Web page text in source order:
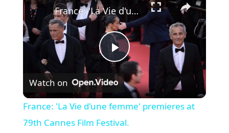
P
a
France: 'La Vie d'une femme' premieres at 79th Cannes Film Festival.
Watch on
France: 'La Vie d'une femme' premieres at
79th Cannes Film Festival.